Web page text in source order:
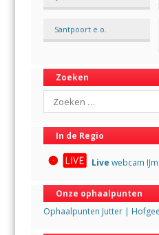
Santpoort e.o.
Zoeken
Search
In de Regio
Live webcam
Onze ophaalpunten
Ophaalpunten Jutter |